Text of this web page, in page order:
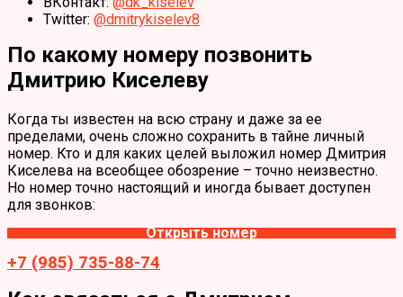
Twitter: @dmitrykiselev8
По какому номеру позвонить
Дмитрию Киселеву
Когда ты известен на всю страну и даже за ее
пределами, очень сложно сохранить в тайне личный
номер. Кто и для каких целей выложил номер Дмитрия
Киселева на всеобщее обозрение – точно неизвестно.
Но номер точно настоящий и иногда бывает доступен
для звонков:
Открыть номер
+7 (985) 735-88-74